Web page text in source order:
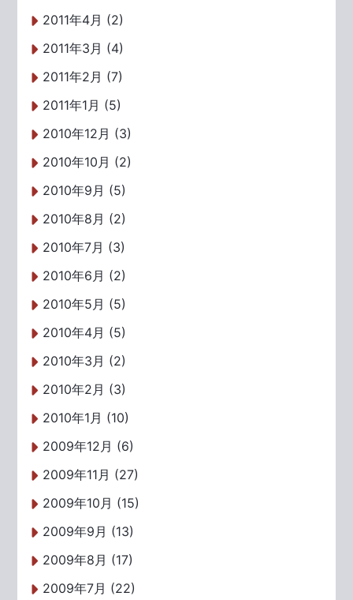
2011年4月 (2)
2011年3月 (4)
2011年2月 (7)
2011年1月 (5)
2010年12月 (3)
2010年10月 (2)
2010年9月 (5)
2010年8月 (2)
2010年7月 (3)
2010年6月 (2)
2010年5月 (5)
2010年4月 (5)
2010年3月 (2)
2010年2月 (3)
2010年1月 (10)
2009年12月 (6)
2009年11月 (27)
2009年10月 (15)
2009年9月 (13)
2009年8月 (17)
2009年7月 (22)